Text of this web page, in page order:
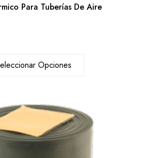
Para Tuberías De Aire
Opciones